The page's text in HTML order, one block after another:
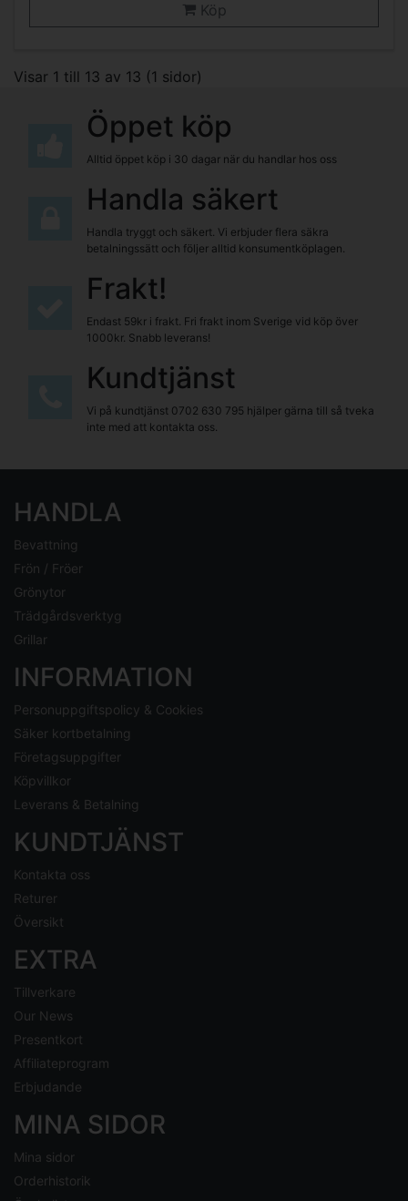
Köp
Visar 1 till 13 av 13 (1 sidor)
Öppet köp
Alltid öppet köp i 30 dagar när du handlar hos oss
Handla säkert
Handla tryggt och säkert. Vi erbjuder flera säkra
betalningssätt och följer alltid konsumentköplagen.
Frakt!
Endast 59kr i frakt. Fri frakt inom Sverige vid köp över
1000kr. Snabb leverans!
Kundtjänst
Vi på kundtjänst 0702 630 795 hjälper gärna till så tveka
inte med att kontakta oss.
HANDLA
Bevattning
Frön / Fröer
Grönytor
Trädgårdsverktyg
Grillar
INFORMATION
Personuppgiftspolicy & Cookies
Säker kortbetalning
Företagsuppgifter
Köpvillkor
Leverans & Betalning
KUNDTJÄNST
Kontakta oss
Returer
Översikt
EXTRA
Tillverkare
Our News
Presentkort
Affiliateprogram
Erbjudande
MINA SIDOR
Mina sidor
Orderhistorik